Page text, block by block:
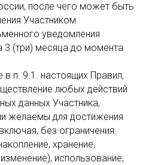
после чего может быть
Участником
уведомления
3 (три) месяца до момента
в п. 9.1. настоящих Правил,
любых действий
данных Участника,
желаемы для достижения
без ограничения:
хранение,
использование,